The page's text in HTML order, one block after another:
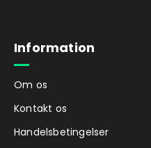
Information
Om os
Kontakt os
Handelsbetingelser